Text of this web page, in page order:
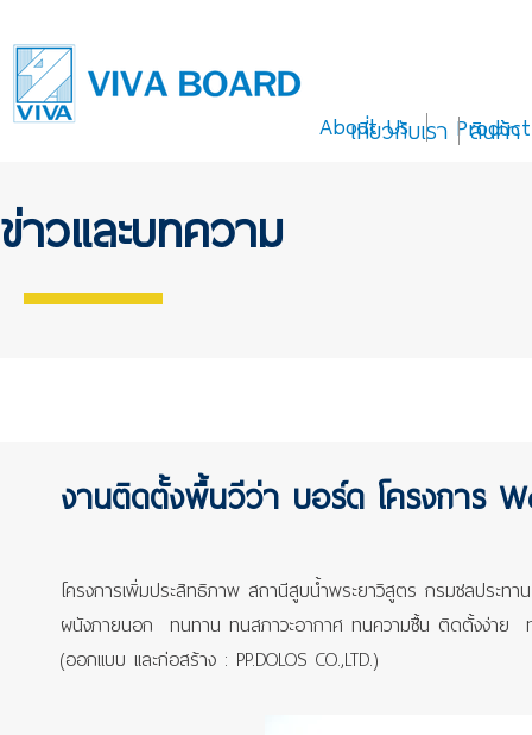
About Us Product
เกี่ยวกับเรา สินค้า
ข่าวและบทความ
งานติดตั้งพื้นวีว่า บอร์ด โครงการ
โครงการเพิ่มประสิทธิภาพ สถานีสูบน้ำพระยาวิสูตร กรมชลประท
ผนังภายนอก ทนทาน ทนสภาวะอากาศ ทนความชื้น ติดตั้งง่าย
(ออกแบบ และก่อสร้าง : PP.DOLOS CO.,LTD.)